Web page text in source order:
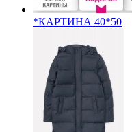
*КАРТИНА 40*50